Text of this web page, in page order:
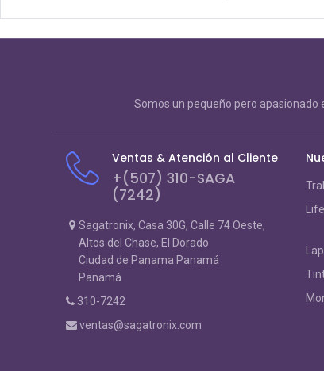
Somos un pequeño pero
Ventas & Atención al Cliente
+(507) 310-SAGA
(7242)
Sagatronix, Casa 30G, Calle 74 Oeste,
Altos del Chase, El Dorado
Ciudad de Panama Panamá
Panamá
310-7242
ventas@sagatronix.com